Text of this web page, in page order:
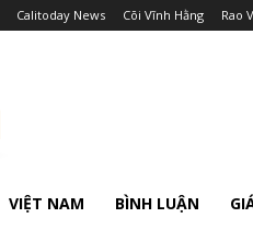
Calitoday News Cõi Vĩnh Hằng Rao
VIỆT NAM BÌNH LUẬN